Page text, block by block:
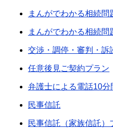
まんがでわかる相続問
まんがでわかる相続問
交渉・調停・審判・訴
任意後見ご契約プラン
弁護士による電話10分
民事信託
民事信託（家族信託）